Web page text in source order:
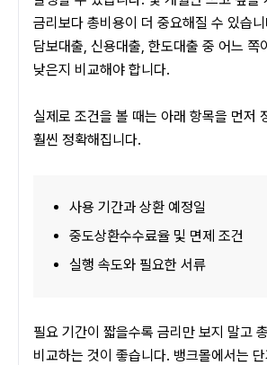
금리보다 총비용이 더 중요해질 수 있습
담보대출, 신용대출, 한도대출 중 어느 쪽
낮은지 비교해야 합니다.
실제로 조건을 볼 때는 아래 항목을 먼저
훨씬 정확해집니다.
사용 기간과 상환 예정일
중도상환수수료율 및 면제 조건
실행 속도와 필요한 서류
필요 기간이 짧을수록 금리만 보지 말고
비교하는 것이 좋습니다. 뱅크몰에서는